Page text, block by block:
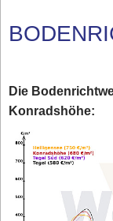
Die
Konradshöhe: